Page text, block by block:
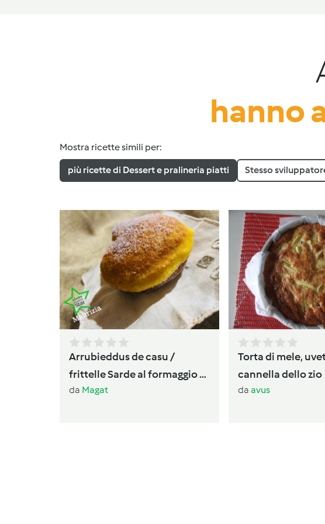
hanno
Mostra ricette simili per:
più ricette di Dessert e pralineria piatti Stesso
Arrubieddus de casu /
frittelle Sarde al formaggio di
carnevale
da Magat
Torta di mele,
cannella dello zio
da avus